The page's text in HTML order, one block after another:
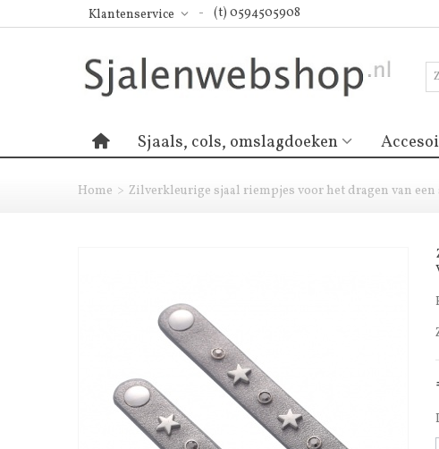
Klantenservice (t) 0594505908
Sjaals, cols, omslagdoeken
Home > Zilverkleurige sjaal riempjes voor het dragen van een